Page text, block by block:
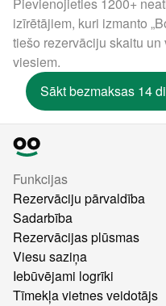
Pievienojieties 1200+
izīrētājiem, kuri izmanto
tiešo rezervāciju skaitu
viesiem.
Sākt bezmaksas 14
Funkcijas
Rezervāciju pārvaldība
Sadarbība
Rezervācijas plūsmas
Viesu saziņa
Iebūvējami logrīki
Tīmekļa vietnes veidotājs